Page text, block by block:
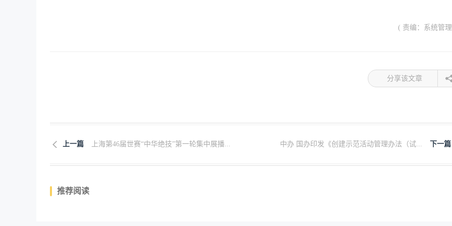
( 责编：系统管
分享该文章
上一篇 上海第46届世赛“中华绝技”第一轮集中展播... 下一篇
中办 国办印发《创建示范活动管理办法（试...
推荐阅读